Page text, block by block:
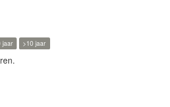
jaar >10 jaar